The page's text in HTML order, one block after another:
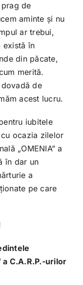
de
aminte și nu
ar trebui,
există în
din păcate,
merită.
de
acest lucru.
iubitele
ocazia zilelor
„OMENIA” a
în dar un
a
pe care
a C.A.R.P.-urilor